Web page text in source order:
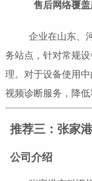
售后网络覆
企业在山东、河
务站点，针对常规
理。对于设备使用
视频诊断服务，降低
推荐三：张家
公司介绍